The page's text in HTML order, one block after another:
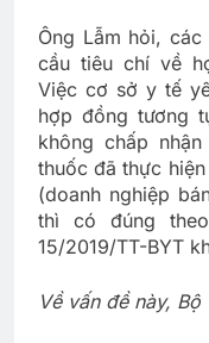
Ông Lẫm hỏi,
cầu tiêu chí về
Việc cơ sở y tế
hợp đồng tương
không chấp
thuốc đã thực
(doanh nghiệp
thì có đúng
15/2019/TT-BYT
Về vấn đề này,